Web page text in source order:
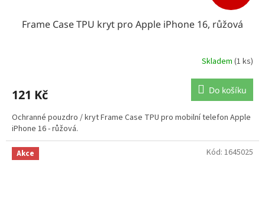
Frame Case TPU kryt pro Apple iPhone 16, růžová
Skladem (1 ks)
121 Kč Do košíku
Ochranné pouzdro / kryt Frame Case TPU pro mobilní telefon Apple
iPhone 16 - růžová.
Akce Kód: 1645025